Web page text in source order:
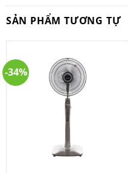
SẢN PHẨM TƯƠNG TỰ
-34%